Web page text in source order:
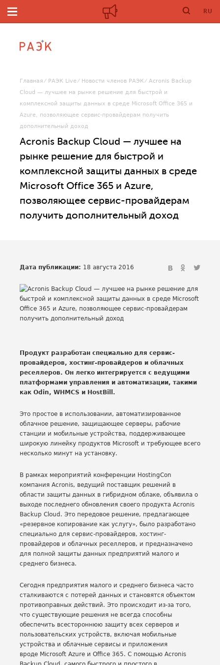
RU
Главная РАЭК Live Новости членов РАЭК
Acronis Backup
Cloud — лучшее на рынке решение для быстрой и
комплексной защиты данных в среде Microsoft Office 365 и
Azure, позволяющее сервис-провайдерам получить
дополнительный доход
Acronis Backup Cloud — лучшее на
рынке решение для быстрой и
комплексной защиты данных в среде
Microsoft Office 365 и Azure,
позволяющее сервис-провайдерам
получить дополнительный доход
Дата публикации: 18 августа 2016
Продукт разработан специально для сервис-
провайдеров, хостинг-провайдеров и облачных
реселлеров. Он легко интегрируется с ведущими
платформами управления и автоматизации, такими
как Odin, WHMCS и HostBill.
Это простое в использовании, автоматизированное
облачное решение, защищающее серверы, рабочие
станции и мобильные устройства, поддерживающее
широкую линейку продуктов Microsoft и требующее всего
несколько минут на установку.
В рамках мероприятий конференции HostingCon
компания Acronis, ведущий поставщик решений в
области защиты данных в гибридном облаке, объявила о
выходе последнего обновления своего продукта Acronis
Backup Cloud. Это передовое решение, предлагающее
«резервное копирование как услугу», было разработано
специально для сервис-провайдеров, хостинг-
провайдеров и облачных реселлеров, и предназначено
для полной защиты данных предприятий малого и
среднего бизнеса.
Сегодня предприятия малого и среднего бизнеса часто
сталкиваются с потерей данных и становятся объектом
противоправных действий. Это происходит из-за того,
что существующие решения не всегда способны
обеспечить всестороннюю защиту всех серверов и
пользовательских устройств, включая мобильные
устройства и облачные сервисы и приложения
вроде Microsoft Azure и Office 365. С помощью Acronis